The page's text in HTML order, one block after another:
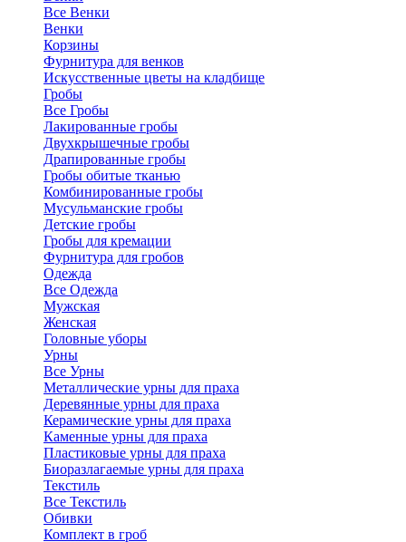
Все Венки
Венки
Корзины
Фурнитура для венков
Искусственные цветы на кладбище
Гробы
Все Гробы
Лакированные гробы
Двухкрышечные гробы
Драпированные гробы
Гробы обитые тканью
Комбинированные гробы
Мусульманские гробы
Детские гробы
Гробы для кремации
Фурнитура для гробов
Одежда
Все Одежда
Мужская
Женская
Головные уборы
Урны
Все Урны
Металлические урны для праха
Деревянные урны для праха
Керамические урны для праха
Каменные урны для праха
Пластиковые урны для праха
Биоразлагаемые урны для праха
Текстиль
Все Текстиль
Обивки
Комплект в гроб